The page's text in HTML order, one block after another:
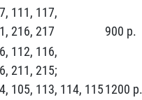
111, 117,
216, 217
900 р.
112, 116,
211, 215;
105, 113, 114, 1151200 р.